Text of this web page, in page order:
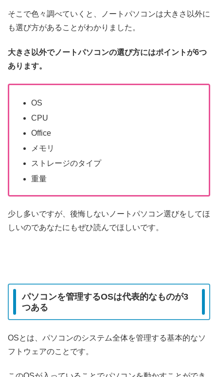
そこで色々調べていくと、ノートパソコンは大きさ以外に
も選び方があることがわかりました。
大きさ以外でノートパソコンの選び方にはポイントが6つ
あります。
OS
CPU
Office
メモリ
ストレージのタイプ
重量
少し多いですが、後悔しないノートパソコン選びをしてほ
しいのであなたにもぜひ読んでほしいです。
パソコンを管理するOSは代表的なものが3
つある
OSとは、パソコンのシステム全体を管理する基本的なソ
フトウェアのことです。